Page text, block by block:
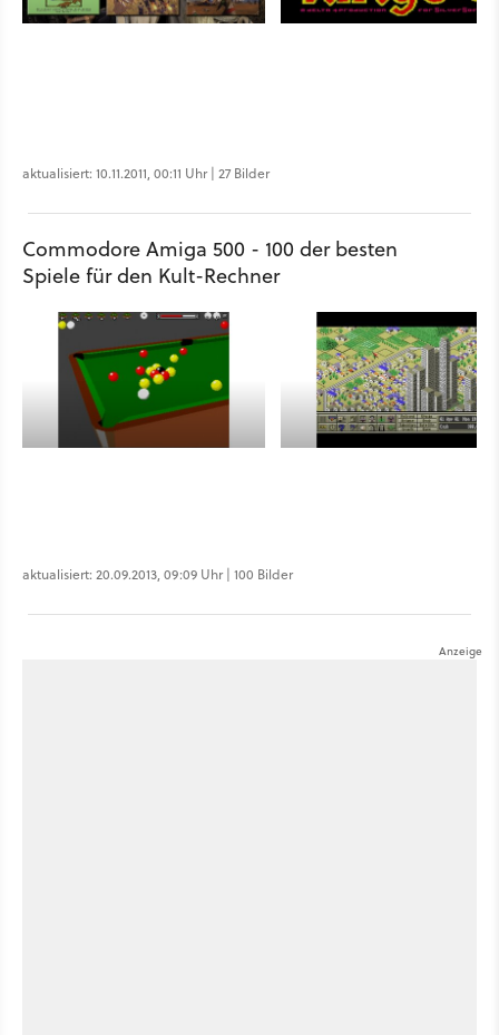
aktualisiert: 10.11.2011, 00:11 Uhr | 27 Bilder
Commodore Amiga 500 - 100 der besten
Spiele für den Kult-Rechner
aktualisiert: 20.09.2013, 09:09 Uhr | 100 Bilder